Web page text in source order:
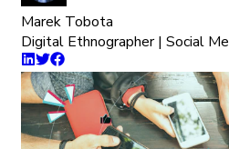
Marek Tobota
Digital Ethnographer | Social